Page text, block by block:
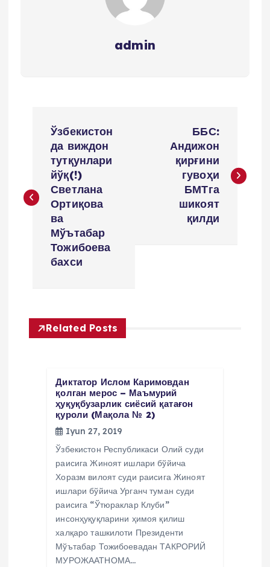
admin
t
y
Ўзбекистон
да виждон
тутқунлари
йўқ(!)
Светлана
Ортиқова
ва
Мўътабар
Тожибоева
бахси
ББС:
Андижон
қирғини
гувоҳи
БМТга
шикоят
қилди
Related Posts
Диктатор Ислом Каримовдан
қолган мерос – Маъмурий
ҳуқуқбузарлик сиёсий қатағон
қуроли (Мақола № 2)
Iyun 27, 2019
Ўзбекистон Республикаси Олий суди
раисига Жиноят ишлари бўйича
Хоразм вилоят суди раисига Жиноят
ишлари бўйича Урганч туман суди
раисига “Ўтюраклар Клуби”
инсонҳуқуқларини ҳимоя қилиш
халқаро ташкилоти Президенти
Мўътабар Тожибоевадан ТАКРОРИЙ
МУРОЖААТНОМА…